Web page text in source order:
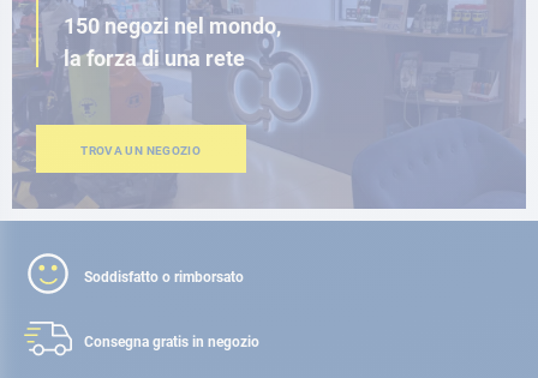
150 negozi nel mondo,
la forza di una rete
TROVA UN NEGOZIO
Soddisfatto o rimborsato
Consegna gratis in negozio